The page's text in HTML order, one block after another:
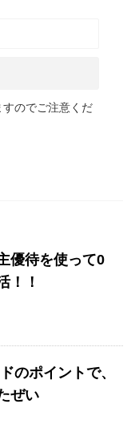
のでご注意くだ
優待を使って0
！！
のポイントで、
ぜい